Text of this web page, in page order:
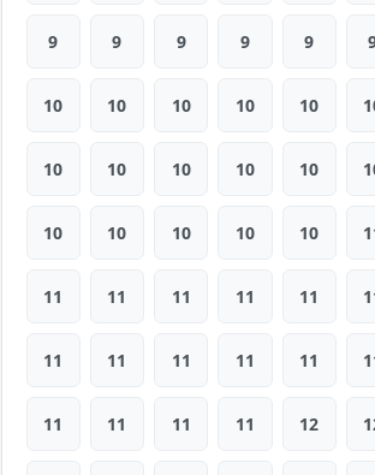
9 9 9 9 9
10 10 10 10 10
10 10 10 10 10
10 10 10 10 10
11 11 11 11 11
11 11 11 11 11
11 11 11 11 12